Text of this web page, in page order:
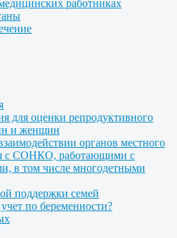
работниках
для оценки репродуктивного
и женщин
органов местного
с СОНКО, работающими с
в том числе многодетными
поддержки семей
по беременности?